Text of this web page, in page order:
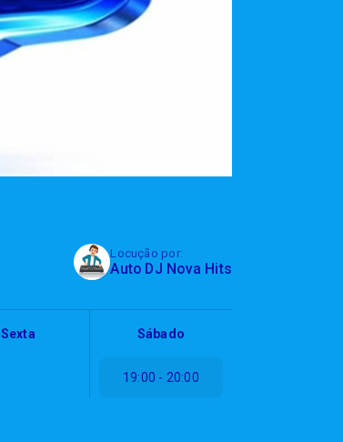
Locução por:
Auto DJ Nova Hits
Sexta Sábado
19:00 - 20:00